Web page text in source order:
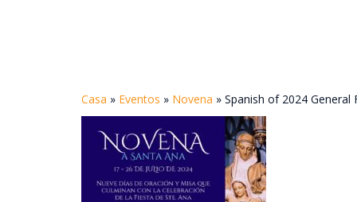
Casa » Eventos » Novena » Spanish of 2024 General